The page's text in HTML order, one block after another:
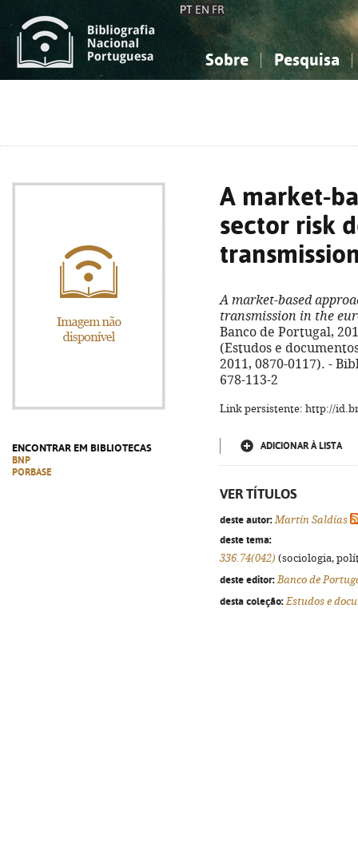
PT EN FR
Sobre Pesquisa
ENCONTRAR EM BIBLIOTECAS
BNP
PORBASE
A market-
sector risk
A market-based
transmission in the
Banco de Portugal,
(Estudos e
2011, 0870-0117). -
678-113-2
Link persistente: http://
ADICIONAR À LISTA
VER TÍTULOS
deste autor: Martín Saldías
deste tema:
336.74(042) (sociologia,
deste editor: Banco de
desta coleção: Estudos e